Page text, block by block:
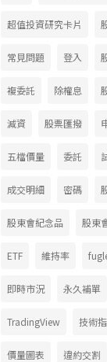
超值投資研究卡片
常見問題 登入
複委託 除權息
減資 股票匯撥
五檔價量 委託
成交明細 密碼
股東會紀念品 股東
ETF 維持率
即時市況 永久補單
TradingView 技術
價量圖表 違約交割